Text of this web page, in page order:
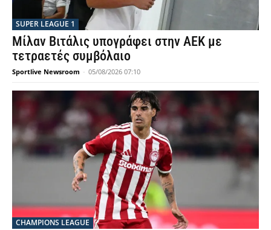
SUPER LEAGUE 1
Μίλαν Βιτάλις υπογράφει στην ΑΕΚ με
τετραετές συμβόλαιο
Sportlive Newsroom - 05/08/2026 07:10
CHAMPIONS LEAGUE